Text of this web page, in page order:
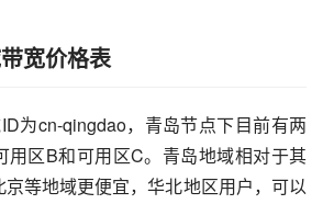
宽价格表
为cn-qingdao，青岛节点下目前有两
用区B和可用区C。青岛地域相对于其
等地域更便宜，华北地区用户，可以